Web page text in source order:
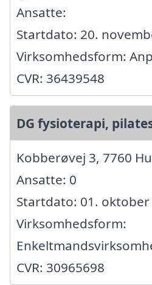
Ansatte:
Startdato: 20.
Virksomhedsform:
CVR: 36439548
DG fysioterapi,
Kobberøvej 3, 7760
Ansatte: 0
Startdato: 01. oktober
Virksomhedsform:
CVR: 30965698